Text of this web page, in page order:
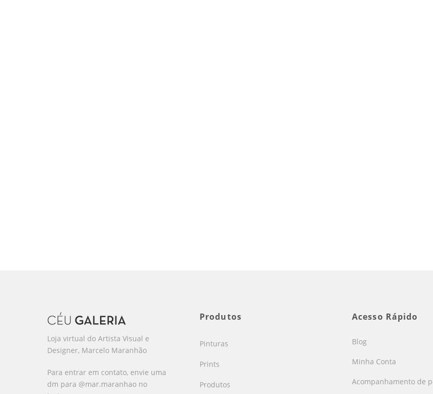
Loja virtual do Artista Visual e
Designer, Marcelo Maranhão
Para entrar em contato, envie uma
dm para @mar.maranhao no
Produtos
Pinturas
Prints
Produtos
Acesso Rápido
Blog
Minha Conta
Acompanhamento de